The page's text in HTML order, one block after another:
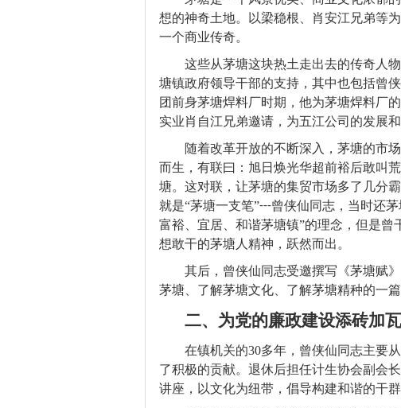
想的神奇土地。以梁稳根、肖安江兄弟等
一个商业传奇。
这些从茅塘这块热土走出去的传奇人
塘镇政府领导干部的支持，其中也包括曾
团前身茅塘焊料厂时期，他为茅塘焊料厂
实业肖自江兄弟邀请，为五江公司的发展
随着改革开放的不断深入，茅塘的市
而生，有联曰：旭日焕光华超前裕后敢叫
塘。这对联，让茅塘的集贸市场多了几分
就是“茅塘一支笔”---曾侠仙同志，当时还
富裕、宜居、和谐茅塘镇”的理念，但是
想敢干的茅塘人精神，跃然而出。
其后，曾侠仙同志受邀撰写《茅塘赋
茅塘、了解茅塘文化、了解茅塘精种的一
二、为党的廉政建设添砖加
在镇机关的30多年，曾侠仙同志主要
了积极的贡献。退休后担任计生协会副会
讲座，以文化为纽带，倡导构建和谐的干群